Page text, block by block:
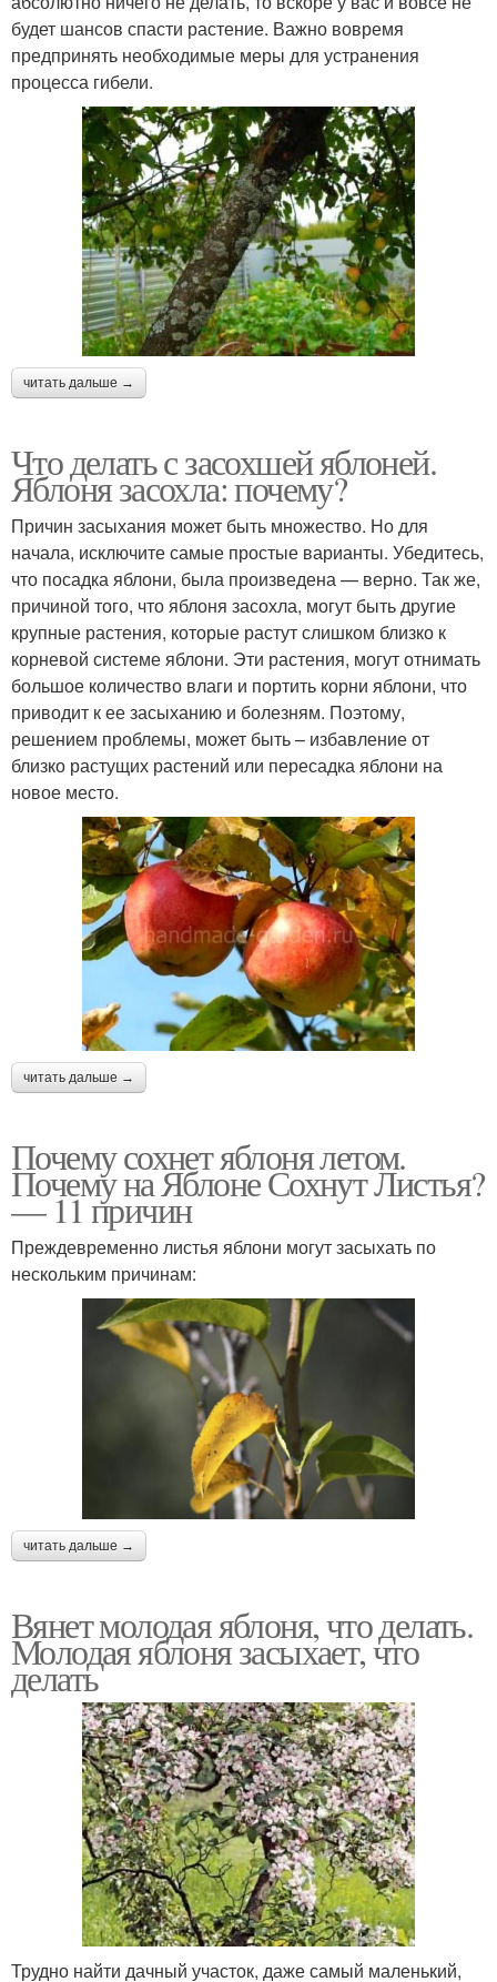
будет шансов спасти растение. Важно вовремя
предпринять необходимые меры для устранения
процесса гибели.
читать дальше →
Что делать с засохшей яблоней.
Яблоня засохла: почему?
Причин засыхания может быть множество. Но для
начала, исключите самые простые варианты. Убедитесь,
что посадка яблони, была произведена — верно. Так же,
причиной того, что яблоня засохла, могут быть другие
крупные растения, которые растут слишком близко к
корневой системе яблони. Эти растения, могут отнимать
большое количество влаги и портить корни яблони, что
приводит к ее засыханию и болезням. Поэтому,
решением проблемы, может быть – избавление от
близко растущих растений или пересадка яблони на
новое место.
читать дальше →
Почему сохнет яблоня летом.
Почему на Яблоне Сохнут Листья?
— 11 причин
Преждевременно листья яблони могут засыхать по
нескольким причинам:
читать дальше →
Вянет молодая яблоня, что делать.
Молодая яблоня засыхает, что
делать
Трудно найти дачный участок, даже самый маленький,